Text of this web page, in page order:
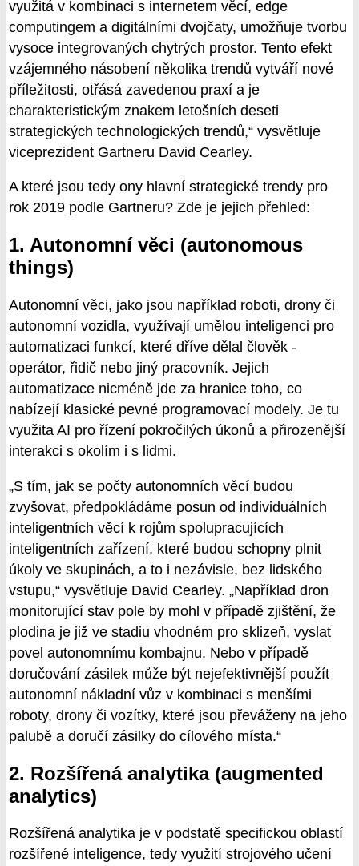
využitá v kombinaci s internetem věcí, edge
computingem a digitálními dvojčaty, umožňuje tvorbu
vysoce integrovaných chytrých prostor. Tento efekt
vzájemného násobení několika trendů vytváří nové
příležitosti, otřásá zavedenou praxí a je
charakteristickým znakem letošních deseti
strategických technologických trendů,“ vysvětluje
viceprezident Gartneru David Cearley.
A které jsou tedy ony hlavní strategické trendy pro
rok 2019 podle Gartneru? Zde je jejich přehled:
1. Autonomní věci (autonomous
things)
Autonomní věci, jako jsou například roboti, drony či
autonomní vozidla, využívají umělou inteligenci pro
automatizaci funkcí, které dříve dělal člověk -
operátor, řidič nebo jiný pracovník. Jejich
automatizace nicméně jde za hranice toho, co
nabízejí klasické pevné programovací modely. Je tu
využita AI pro řízení pokročilých úkonů a přirozenější
interakci s okolím i s lidmi.
„S tím, jak se počty autonomních věcí budou
zvyšovat, předpokládáme posun od individuálních
inteligentních věcí k rojům spolupracujících
inteligentních zařízení, které budou schopny plnit
úkoly ve skupinách, a to i nezávisle, bez lidského
vstupu,“ vysvětluje David Cearley. „Například dron
monitorující stav pole by mohl v případě zjištění, že
plodina je již ve stadiu vhodném pro sklizeň, vyslat
povel autonomnímu kombajnu. Nebo v případě
doručování zásilek může být nejefektivnější použít
autonomní nákladní vůz v kombinaci s menšími
roboty, drony či vozítky, které jsou převáženy na jeho
palubě a doručí zásilky do cílového místa.“
2. Rozšířená analytika (augmented
analytics)
Rozšířená analytika je v podstatě specifickou oblastí
rozšířené inteligence, tedy využití strojového učení